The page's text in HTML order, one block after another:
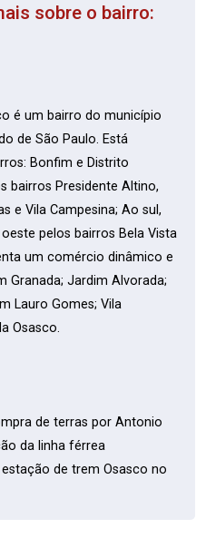
sobre o bairro:
é um bairro do município
de São Paulo. Está
Bonfim e Distrito
bairros Presidente Altino,
e Vila Campesina; Ao sul,
pelos bairros Bela Vista
um comércio dinâmico e
Granada; Jardim Alvorada;
Lauro Gomes; Vila
Osasco.
de terras por Antonio
da linha férrea
de trem Osasco no